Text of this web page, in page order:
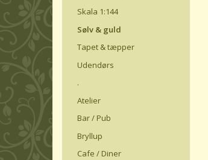
Skala 1:144
Sølv & guld
Tapet & tæpper
Udendørs
.
Atelier
Bar / Pub
Bryllup
Cafe / Diner